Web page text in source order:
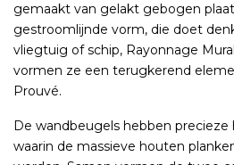
gemaakt van gelakt gebogen
gestroomlijnde vorm, die doet
vliegtuig of schip, Rayonnage
vormen ze een terugkerend
Prouvé.
De wandbeugels hebben precieze
waarin de massieve houten